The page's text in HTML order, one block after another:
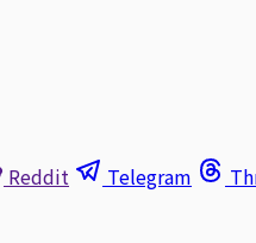
Reddit Telegram